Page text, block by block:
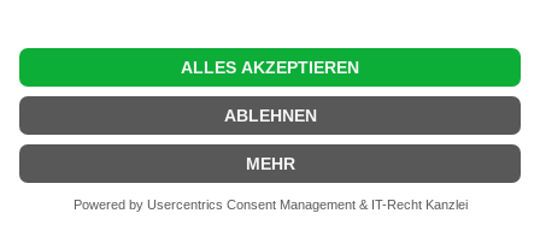
erhöhen, der Direktwerbung dienen oder die Interaktion mit
anderen Websites und sozialen Netzwerken vereinfachen
sollen, werden nur mit Ihrer Zustimmung gesetzt.
Mehr Informationen